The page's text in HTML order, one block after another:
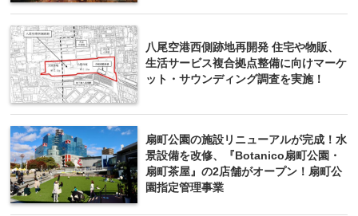
八尾空港西側跡地再開発 住宅や物販、
生活サービス複合拠点整備に向けマーケ
ット・サウンディング調査を実施！
扇町公園の施設リニューアルが完成！水
景設備を改修、『Botanico扇町公園・
扇町茶屋』の2店舗がオープン！扇町公
園指定管理事業